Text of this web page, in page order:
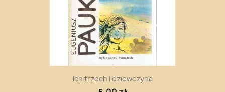
Ich trzech i dziewczyna